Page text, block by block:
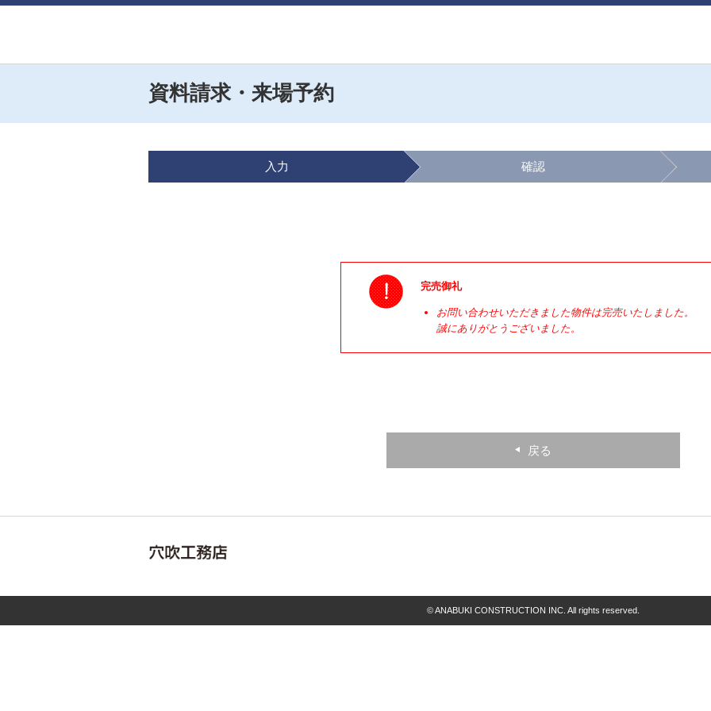
資料請求・来場予約
入力 確認
完売御礼
お問い合わせいただきました物件は完売いたしました。
誠にありがとうございました。
戻る
© ANABUKI CONSTRUCTION INC. All rights reserved.